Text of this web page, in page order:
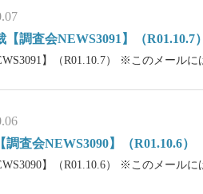
調査会NEWS3091】（R01.10.7）
】（R01.10.7） ※このメール
調査会NEWS3090】（R01.10.6）
】（R01.10.6） ※このメール